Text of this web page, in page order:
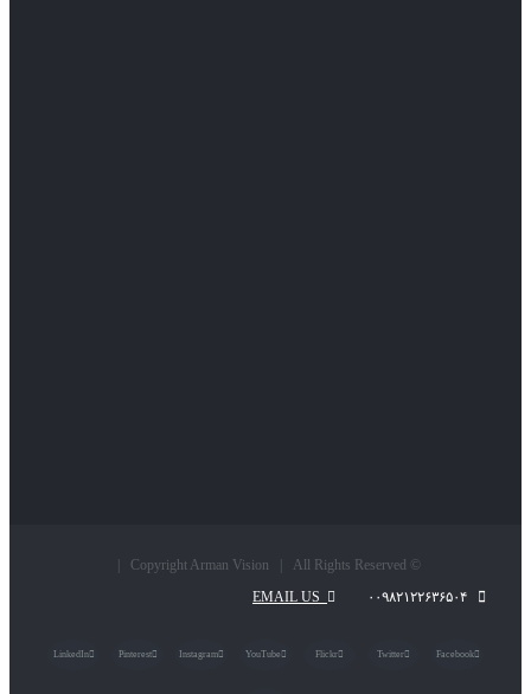
© Copyright Arman Vision | All Rights Reserved |
Facebook
Twitter
Flickr
YouTube
Instagram
Pinterest
LinkedIn